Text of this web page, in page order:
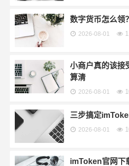
数字货币怎么领
2026-08-01
小商户真的该接
算清
2026-08-01
三步搞定
2026-08-01
imToken官网下